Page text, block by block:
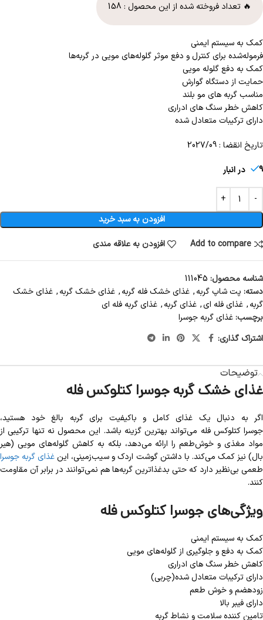
🔥 تعداد فروخته شده از این محصول : 158
کمک به سیستم ایمنی
فرموله‌شده برای کنترل و دفع موثر گلوله‌های مویی در گربه‌ها
کمک به دفع گلوله مویی
حمایت از دستگاه گوارش
مناسب گربه های مو بلند
کاهش خطر سنگ های ادراری
دارای ترکیبات متعادل شده
تاریخ انقضا : 2027/09
9 در انبار
افزودن به سبد خرید
Add to compare
افزودن به علاقه مندی
شناسه محصول: 111045
دسته: پت شاپ گربه, غذای خشک فله گربه, غذای خشک گربه, غذای خشک
گربه, غذای فله ای, غذای گربه, غذای گربه فله ای
برچسب:غذای گربه جوسرا
اشتراک گذاری:
توضیحات
غذای خشک گربه جوسرا کتلوکس فله
اگر به دنبال یک غذای کامل و باکیفیت برای گربه بالغ خود هستید،
جوسرا کتلوکس فله می‌تواند بهترین گزینه باشد. این محصول نه تنها ترکیبی از
مواد مغذی و خوش‌طعم را ارائه می‌دهد، بلکه به کاهش گلوله‌های مویی (هیر
بال) نیز کمک می‌کند. با داشتن گوشت اردک و سیب‌زمینی، این غذای گربه جوسرا
طعمی بی‌نظیر دارد که حتی بدغذا‌ترین گربه‌ها هم نمی‌توانند در برابر آن مقاومت
کنند.
ویژگی‌های جوسرا کتلوکس فله
کمک به سیستم ایمنی
کمک به دفع و جلوگیری از گلوله‌های مویی
کاهش خطر سنگ های ادراری
دارای ترکیبات متعادل شده(چربی)
زودهضم و خوش طعم
دارای فیبر بالا
تامین کننده سلامت و نشاط گربه